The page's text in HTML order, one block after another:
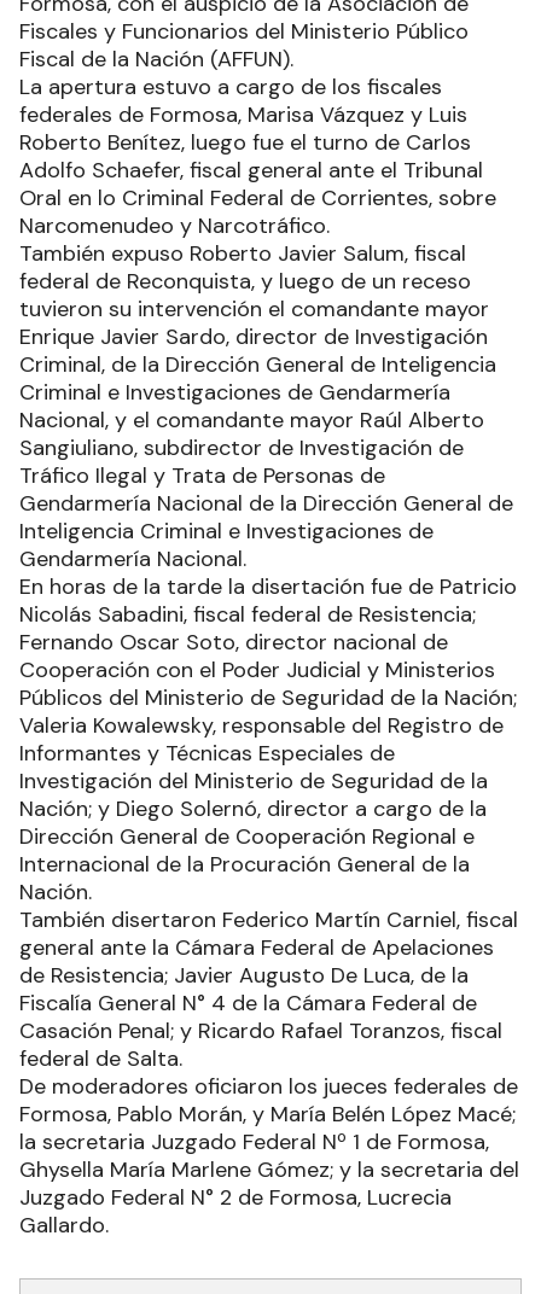
Fiscales y Funcionarios del Ministerio Público
Fiscal de la Nación (AFFUN).
La apertura estuvo a cargo de los fiscales
federales de Formosa, Marisa Vázquez y Luis
Roberto Benítez, luego fue el turno de Carlos
Adolfo Schaefer, fiscal general ante el Tribunal
Oral en lo Criminal Federal de Corrientes, sobre
Narcomenudeo y Narcotráfico.
También expuso Roberto Javier Salum, fiscal
federal de Reconquista, y luego de un receso
tuvieron su intervención el comandante mayor
Enrique Javier Sardo, director de Investigación
Criminal, de la Dirección General de Inteligencia
Criminal e Investigaciones de Gendarmería
Nacional, y el comandante mayor Raúl Alberto
Sangiuliano, subdirector de Investigación de
Tráfico Ilegal y Trata de Personas de
Gendarmería Nacional de la Dirección General de
Inteligencia Criminal e Investigaciones de
Gendarmería Nacional.
En horas de la tarde la disertación fue de Patricio
Nicolás Sabadini, fiscal federal de Resistencia;
Fernando Oscar Soto, director nacional de
Cooperación con el Poder Judicial y Ministerios
Públicos del Ministerio de Seguridad de la Nación;
Valeria Kowalewsky, responsable del Registro de
Informantes y Técnicas Especiales de
Investigación del Ministerio de Seguridad de la
Nación; y Diego Solernó, director a cargo de la
Dirección General de Cooperación Regional e
Internacional de la Procuración General de la
Nación.
También disertaron Federico Martín Carniel, fiscal
general ante la Cámara Federal de Apelaciones
de Resistencia; Javier Augusto De Luca, de la
Fiscalía General N° 4 de la Cámara Federal de
Casación Penal; y Ricardo Rafael Toranzos, fiscal
federal de Salta.
De moderadores oficiaron los jueces federales de
Formosa, Pablo Morán, y María Belén López Macé;
la secretaria Juzgado Federal Nº 1 de Formosa,
Ghysella María Marlene Gómez; y la secretaria del
Juzgado Federal N° 2 de Formosa, Lucrecia
Gallardo.